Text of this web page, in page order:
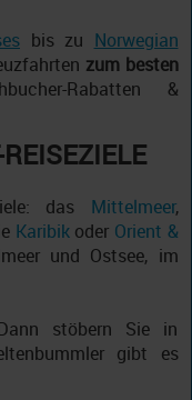
bis zu Norwegian
zum besten
Rabatten &
das Mittelmeer,
Karibikoder Orient &
und Ostsee, im
stöbern Sie in
gibt es